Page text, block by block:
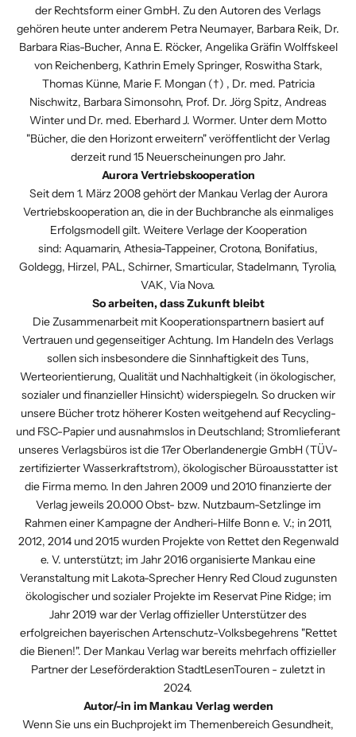
der Rechtsform einer GmbH. Zu den Autoren des Verlags
gehören heute unter anderem Petra Neumayer, Barbara Reik, Dr.
Barbara Rias-Bucher, Anna E. Röcker, Angelika Gräfin Wolffskeel
von Reichenberg, Kathrin Emely Springer, Roswitha Stark,
Thomas Künne, Marie F. Mongan (†) , Dr. med. Patricia
Nischwitz, Barbara Simonsohn, Prof. Dr. Jörg Spitz, Andreas
Winter und Dr. med. Eberhard J. Wormer. Unter dem Motto
"Bücher, die den Horizont erweitern" veröffentlicht der Verlag
derzeit rund 15 Neuerscheinungen pro Jahr.
Aurora Vertriebskooperation
Seit dem 1. März 2008 gehört der Mankau Verlag der Aurora
Vertriebskooperationan, die in der Buchbranche als einmaliges
Erfolgsmodell gilt. Weitere Verlage der Kooperation
sind: Aquamarin, Athesia-Tappeiner, Crotona, Bonifatius,
Goldegg, Hirzel, PAL , Schirner, Smarticular, Stadelmann, Tyrolia,
VAK, Via Nova.
So arbeiten, dass Zukunft bleibt
Die Zusammenarbeit mit Kooperationspartnern basiert auf
Vertrauen und gegenseitiger Achtung. Im Handeln des Verlags
sollen sich insbesondere die Sinnhaftigkeit des Tuns,
Werteorientierung, Qualität und Nachhaltigkeit (in ökologischer,
sozialer und finanzieller Hinsicht) widerspiegeln. So drucken wir
unsere Bücher trotz höherer Kosten weitgehend auf Recycling-
und FSC-Papier und ausnahmslos in Deutschland; Stromlieferant
unseres Verlagsbüros ist die17er Oberlandenergie GmbH (TÜV-
zertifizierter Wasserkraftstrom), ökologischer Büroausstatter ist
die Firma memo. In den Jahren 2009 und 2010 finanzierte der
Verlag jeweils 20.000 Obst- bzw. Nutzbaum-Setzlinge im
Rahmen einer Kampagne der Andheri-Hilfe Bonn e. V.; in 2011,
2012, 2014 und 2015 wurden Projekte von Rettet den Regenwald
e. V. unterstützt; im Jahr 2016 organisierte Mankau eine
Veranstaltung mit Lakota-Sprecher Henry Red Cloud zugunsten
ökologischer und sozialer Projekte im Reservat Pine Ridge; im
Jahr 2019 war der Verlag offizieller Unterstützer des
erfolgreichen bayerischen Artenschutz-Volksbegehrens "Rettet
die Bienen!". Der Mankau Verlag war bereits mehrfach offizieller
Partner der LeseförderaktionStadtLesenTouren - zuletzt in
2024.
Autor/-in im Mankau Verlag werden
Wenn Sie uns ein Buchprojekt im Themenbereich Gesundheit,